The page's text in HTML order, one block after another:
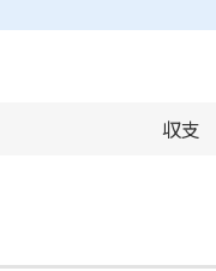
収支